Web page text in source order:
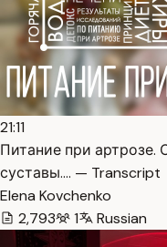
21:11
Питание при артрозе.
суставы.… — Transcript
Elena Kovchenko
2,793
1 Russian